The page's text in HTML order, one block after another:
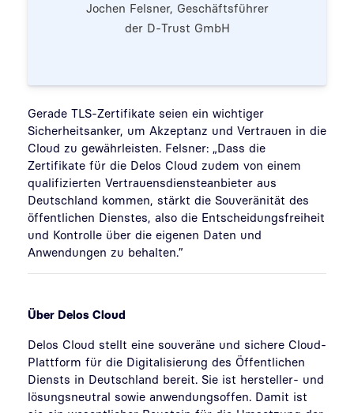
Jochen Felsner, Geschäftsführer
der D-Trust GmbH
Gerade TLS-Zertifikate seien ein wichtiger
Sicherheitsanker, um Akzeptanz und Vertrauen in die
Cloud zu gewährleisten. Felsner: „Dass die
Zertifikate für die Delos Cloud zudem von einem
qualifizierten Vertrauensdiensteanbieter aus
Deutschland kommen, stärkt die Souveränität des
öffentlichen Dienstes, also die Entscheidungsfreiheit
und Kontrolle über die eigenen Daten und
Anwendungen zu behalten.”
Über Delos Cloud
Delos Cloud stellt eine souveräne und sichere Cloud-
Plattform für die Digitalisierung des Öffentlichen
Diensts in Deutschland bereit. Sie ist hersteller- und
lösungsneutral sowie anwendungsoffen. Damit ist